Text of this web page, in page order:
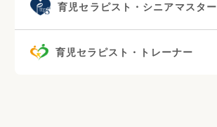
育児セラピスト・シニアマスター
育児セラピスト・トレーナー